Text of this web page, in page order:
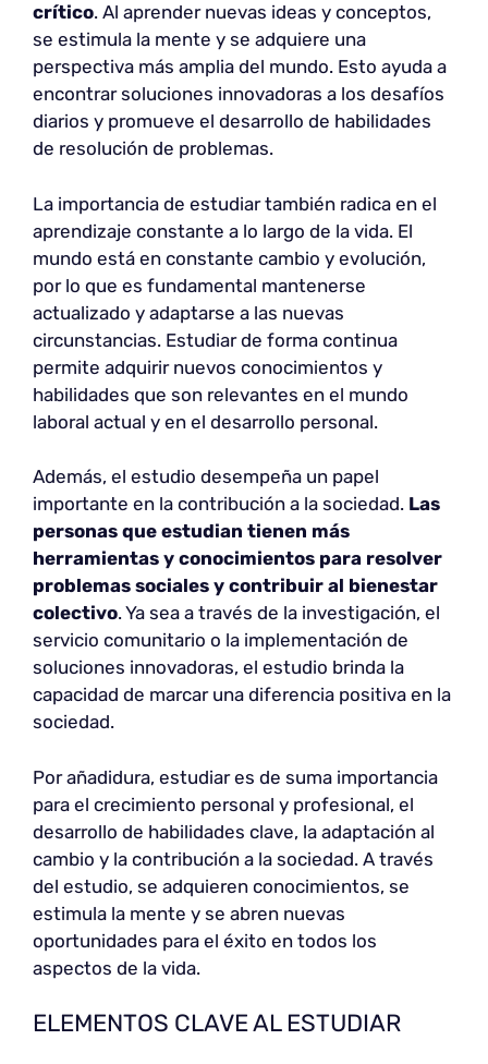
crítico. Al aprender nuevas ideas y conceptos,
se estimula la mente y se adquiere una
perspectiva más amplia del mundo. Esto ayuda a
encontrar soluciones innovadoras a los desafíos
diarios y promueve el desarrollo de habilidades
de resolución de problemas.
La importancia de estudiar también radica en el
aprendizaje constante a lo largo de la vida. El
mundo está en constante cambio y evolución,
por lo que es fundamental mantenerse
actualizado y adaptarse a las nuevas
circunstancias. Estudiar de forma continua
permite adquirir nuevos conocimientos y
habilidades que son relevantes en el mundo
laboral actual y en el desarrollo personal.
Además, el estudio desempeña un papel
importante en la contribución a la sociedad. Las
personas que estudian tienen más
herramientas y conocimientos para resolver
problemas sociales y contribuir al bienestar
colectivo. Ya sea a través de la investigación, el
servicio comunitario o la implementación de
soluciones innovadoras, el estudio brinda la
capacidad de marcar una diferencia positiva en la
sociedad.
Por añadidura, estudiar es de suma importancia
para el crecimiento personal y profesional, el
desarrollo de habilidades clave, la adaptación al
cambio y la contribución a la sociedad. A través
del estudio, se adquieren conocimientos, se
estimula la mente y se abren nuevas
oportunidades para el éxito en todos los
aspectos de la vida.
ELEMENTOS CLAVE AL ESTUDIAR